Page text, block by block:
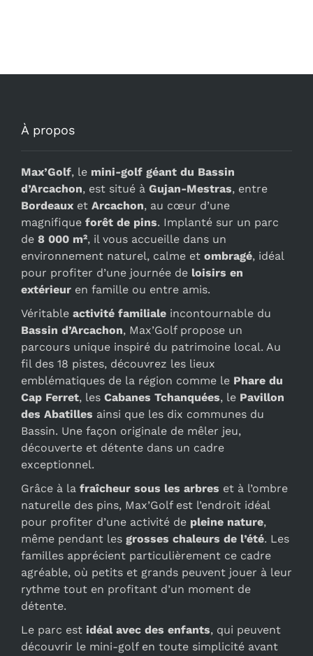
À propos
Max’Golf, le mini-golf géant du Bassin
d’Arcachon, est situé à Gujan-Mestras, entre
Bordeaux et Arcachon, au cœur d’une
magnifique forêt de pins. Implanté sur un parc
de 8 000 m², il vous accueille dans un
environnement naturel, calme et ombragé, idéal
pour profiter d’une journée de loisirs en
extérieur en famille ou entre amis.
Véritable activité familiale incontournable du
Bassin d’Arcachon, Max’Golf propose un
parcours unique inspiré du patrimoine local. Au
fil des 18 pistes, découvrez les lieux
emblématiques de la région comme le Phare du
Cap Ferret, les Cabanes Tchanquées, le Pavillon
des Abatilles ainsi que les dix communes du
Bassin. Une façon originale de mêler jeu,
découverte et détente dans un cadre
exceptionnel.
Grâce à la fraîcheur sous les arbres et à l’ombre
naturelle des pins, Max’Golf est l’endroit idéal
pour profiter d’une activité de pleine nature,
même pendant les grosses chaleurs de l’été. Les
familles apprécient particulièrement ce cadre
agréable, où petits et grands peuvent jouer à leur
rythme tout en profitant d’un moment de
détente.
Le parc est idéal avec des enfants, qui peuvent
découvrir le mini-golf en toute simplicité avant